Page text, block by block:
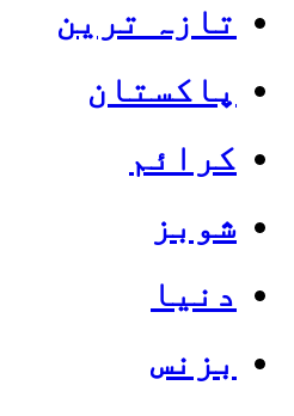
تازہ ترین
پاکستان
کرائم
شوبز
دنیا
بزنس